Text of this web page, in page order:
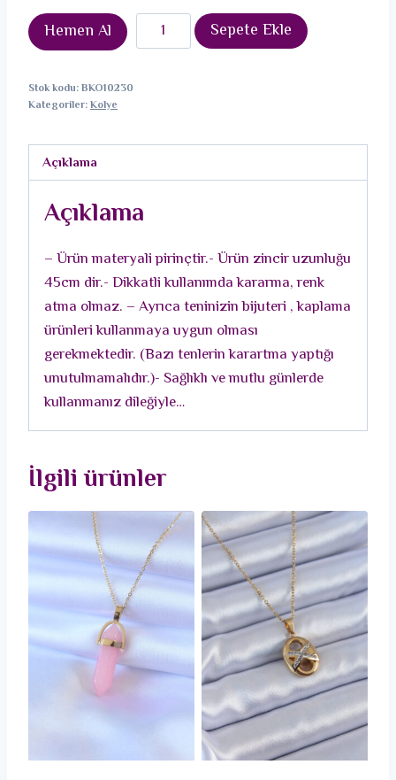
Hemen Al
Pirinç
Zincir
Renk
Y
adet
Sepete Ekle
Stok kodu:BKO10230
Kategoriler:Kolye
Açıklama
Açıklama
– Ürün materyali pirinçtir.- Ürün zincir uzunluğu
45cm dir.- Dikkatli kullanımda kararma, renk
atma olmaz. – Ayrıca teninizin bijuteri , kaplama
ürünleri kullanmaya uygun olması
gerekmektedir. (Bazı tenlerin karartma yaptığı
unutulmamalıdır.)- Sağlıklı ve mutlu günlerde
kullanmanız dileğiyle…
İlgili ürünler